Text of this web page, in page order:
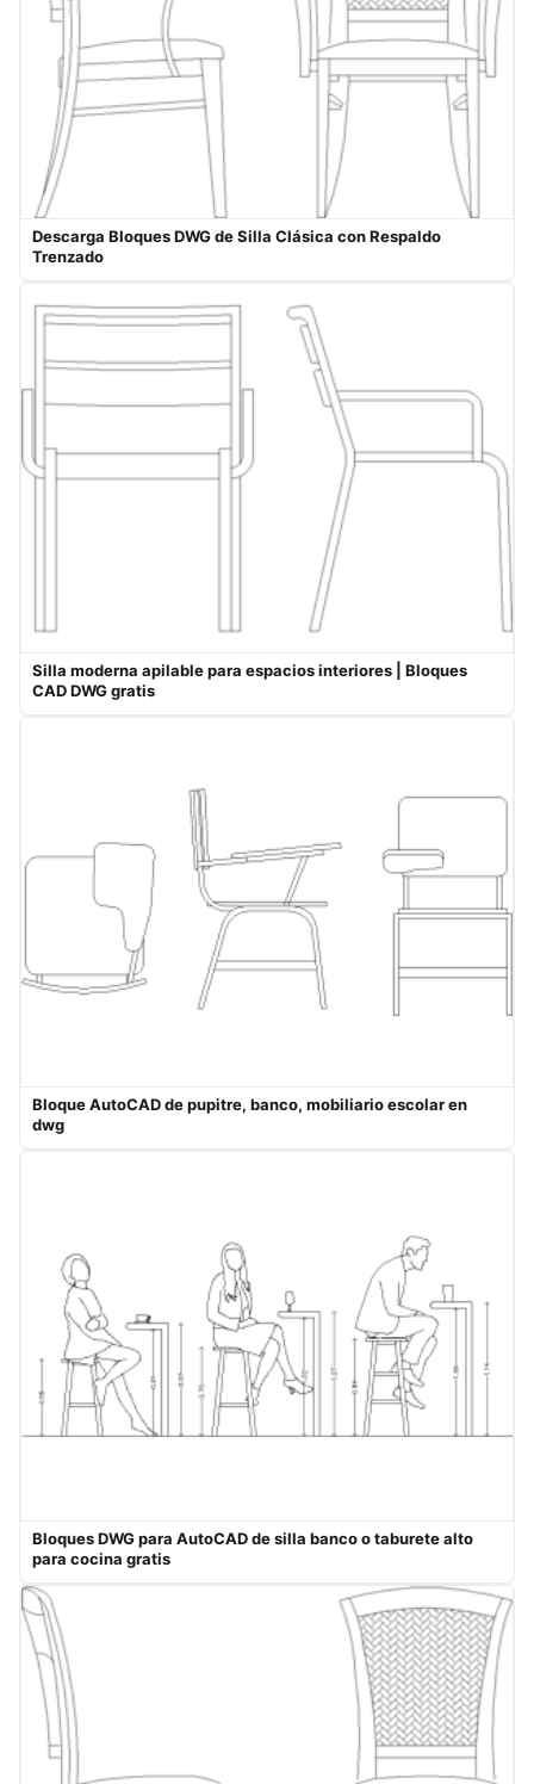
Descarga Bloques DWG de Silla Clásica con Respaldo
Trenzado
Silla moderna apilable para espacios interiores | Bloques
CAD DWG gratis
Bloque AutoCAD de pupitre, banco, mobiliario escolar en
dwg​
Bloques DWG para AutoCAD de silla banco o taburete alto
para cocina gratis